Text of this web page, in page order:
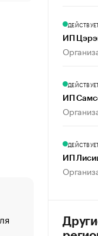
«От спорта
создавшей GTA
ИП
ИП
ИП